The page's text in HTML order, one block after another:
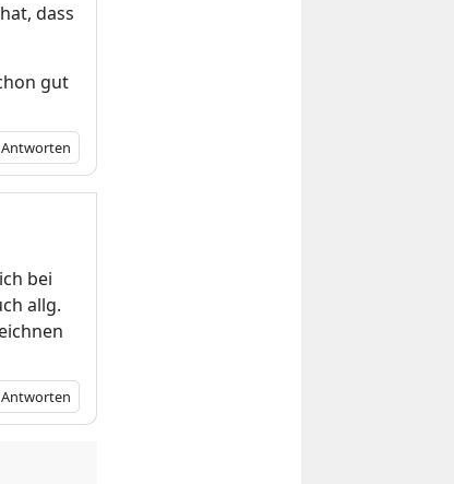
dass
gut
Antworten
bei
allg.
Antworten